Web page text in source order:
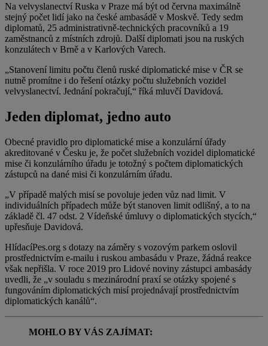
Na velvyslanectví Ruska v Praze má být od června maximálně
stejný počet lidí jako na české ambasádě v Moskvě. Tedy sedm
diplomatů, 25 administrativně-technických pracovníků a 19
zaměstnanců z místních zdrojů. Další diplomati jsou na ruských
konzulátech v Brně a v Karlových Varech.
„Stanovení limitu počtu členů ruské diplomatické mise v ČR se
nutně promítne i do řešení otázky počtu služebních vozidel
velvyslanectví. Jednání pokračují,“ říká mluvčí Davidová.
Jeden diplomat, jedno auto
Obecné pravidlo pro diplomatické mise a konzulární úřady
akreditované v Česku je, že počet služebních vozidel diplomatické
mise či konzulárního úřadu je totožný s počtem diplomatických
zástupců na dané misi či konzulárním úřadu.
„V případě malých misí se povoluje jeden vůz nad limit. V
individuálních případech může být stanoven limit odlišný, a to na
základě čl. 47 odst. 2 Vídeňské úmluvy o diplomatických stycích,“
upřesňuje Davidová.
HlídacíPes.org s dotazy na záměry s vozovým parkem oslovil
prostřednictvím e-mailu i ruskou ambasádu v Praze, žádná reakce
však nepřišla. V roce 2019 pro Lidové noviny zástupci ambasády
uvedli, že „v souladu s mezinárodní praxí se otázky spojené s
fungováním diplomatických misí projednávají prostřednictvím
diplomatických kanálů“.
MOHLO BY VÁS ZAJÍMAT: